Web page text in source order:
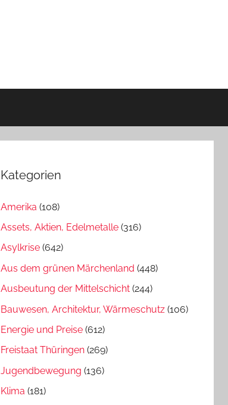
Kategorien
Amerika (108)
Assets, Aktien, Edelmetalle (316)
Asylkrise (642)
Aus dem grünen Märchenland (448)
Ausbeutung der Mittelschicht (244)
Bauwesen, Architektur, Wärmeschutz (106)
Energie und Preise (612)
Freistaat Thüringen (269)
Jugendbewegung (136)
Klima (181)